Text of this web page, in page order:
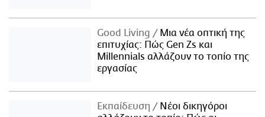
Good Living
Μια νέα οπτική της
επιτυχίας: Πώς Gen Zs και
Millennials αλλάζουν το τοπίο της
εργασίας
Εκπαίδευση
Νέοι δικηγόροι